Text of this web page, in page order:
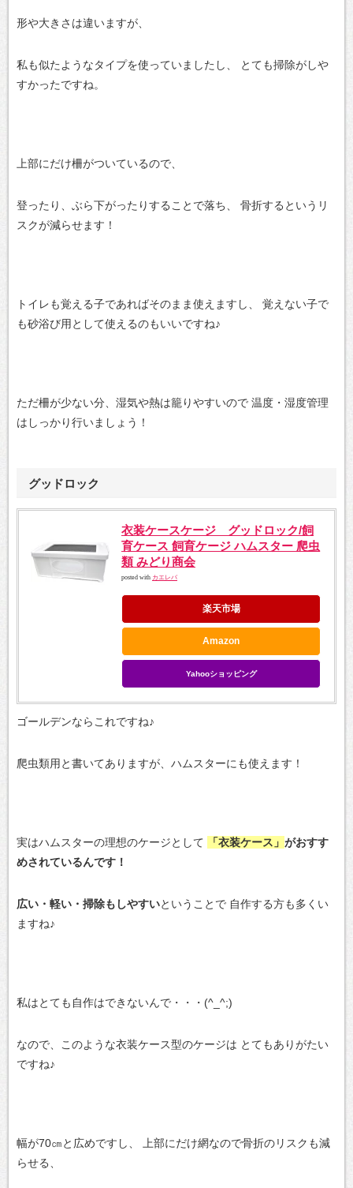
形や大きさは違いますが、
私も似たようなタイプを使っていましたし、
とても掃除がしや
すかったですね。
上部にだけ柵がついているので、
登ったり、ぶら下がったりすることで落ち、
骨折するというリ
スクが減らせます！
トイレも覚える子であればそのまま使えますし、
覚えない子で
も砂浴び用として使えるのもいいですね♪
ただ柵が少ない分、湿気や熱は籠りやすいので 温度・湿度管理
はしっかり行いましょう！
グッドロック
衣装ケースケージ グッドロック/飼
育ケース 飼育ケージ ハムスター 爬虫
類 みどり商会
posted with カエレバ
楽天市場
Amazon
Yahooショッピング
ゴールデンならこれですね♪
爬虫類用と書いてありますが、ハムスターにも使えます！
実はハムスターの理想のケージとして 「衣装ケース」 がおすす
めされているんです！
広い・軽い・掃除もしやすいということで 自作する方も多くい
ますね♪
私はとても自作はできないんで・・・(^_^;)
なので、このような衣装ケース型のケージは とてもありがたい
ですね♪
幅が70㎝と広めですし、
上部にだけ網なので骨折のリスクも減
らせる、